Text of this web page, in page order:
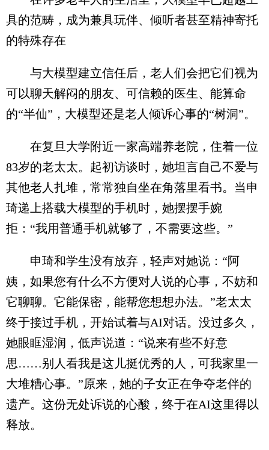
具的范畴，成为兼具玩伴、倾听者甚至精神寄托
的特殊存在
与大模型建立信任后，老人们会把它们视为
可以聊天解闷的朋友、可信赖的医生、能算命
的“半仙”，大模型还是老人倾诉心事的“树洞”。
在复旦大学附近一家高端养老院，住着一位
83岁的老太太。起初访谈时，她坦言自己不爱与
其他老人扎堆，常常独自坐在角落里看书。当申
琦递上搭载大模型的手机时，她摆摆手婉
拒：“我用普通手机就够了，不需要这些。”
申琦和学生没有放弃，轻声对她说：“阿
姨，如果您有什么不方便对人说的心事，不妨和
它聊聊。它能保密，能帮您想想办法。”老太太
终于接过手机，开始试着与AI对话。没过多久，
她眼眶湿润，低声说道：“说来有些不好意
思……别人看我是这儿挺优秀的人，可我家里一
大堆糟心事。”原来，她的子女正在争夺老伴的
遗产。这份无处诉说的心酸，终于在AI这里得以
释放。